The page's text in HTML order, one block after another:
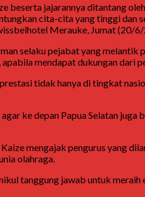
beserta jajarannya ditantang
cita-cita yang tinggi
Merauke, Jumat (20/
selaku pejabat yang
mendapat dukungan dari
tidak hanya di tingkat
ke depan Papua Selatan
mengajak pengurus yang
olahraga.
tanggung jawab untuk